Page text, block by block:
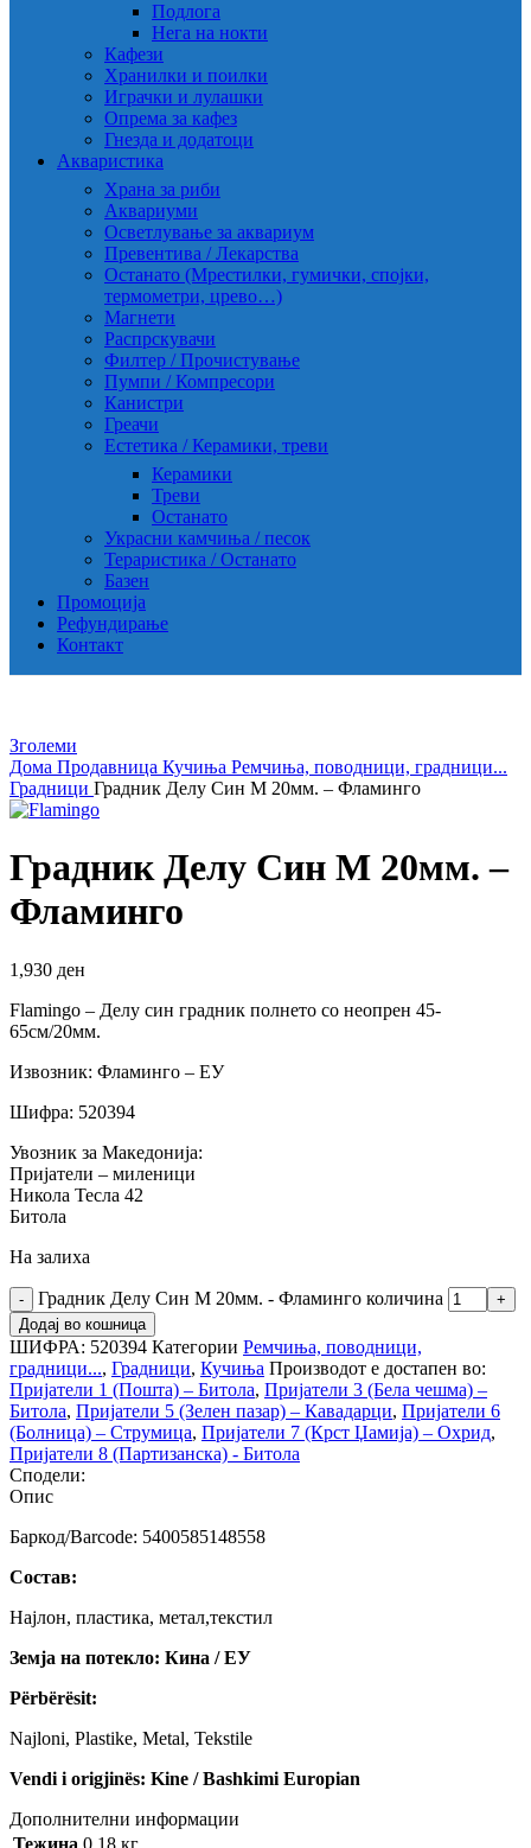
Подлога
Нега на нокти
Кафези
Хранилки и поилки
Играчки и лулашки
Опрема за кафез
Гнезда и додатоци
Акваристика
Храна за риби
Аквариуми
Осветлување за аквариум
Превентива / Лекарства
Останато (Мрестилки, гумички, спојки,
термометри, црево…)
Магнети
Распрскувачи
Филтер / Прочистување
Пумпи / Компресори
Канистри
Греачи
Естетика / Керамики, треви
Керамики
Треви
Останато
Украсни камчиња / песок
Тераристика / Останато
Базен
Промоција
Рефундирање
Контакт
Зголеми
Дома Продавница Кучиња Ремчиња, поводници, градници...
Градници Градник Делу Син M 20мм. – Фламинго
Градник Делу Син M 20мм. –
Фламинго
1,930 ден
Flamingo – Делу син градник полнето со неопрен 45-
65см/20мм.
Извозник: Фламинго – ЕУ
Шифра: 520394
Увозник за Македонија:
Пријатели – миленици
Никола Тесла 42
Битола
На залиха
Градник Делу Син M 20мм. - Фламинго количина
Додај во кошница
ШИФРА: 520394 Категории Ремчиња, поводници,
градници..., Градници, Кучиња Производот е достапен во:
Пријатели 1 (Пошта) – Битола, Пријатели 3 (Бела чешма) –
Битола, Пријатели 5 (Зелен пазар) – Кавадарци, Пријатели 6
(Болница) – Струмица, Пријатели 7 (Крст Џамија) – Охрид,
Пријатели 8 (Партизанска) - Битола
Сподели:
Опис
Баркод/Barcode: 5400585148558
Состав:
Најлон, пластика, метал,текстил
Земја на потекло: Кина / ЕУ
Përbërësit:
Najloni, Plastike, Metal, Tekstile
Vendi i origjinës: Kine / Bashkimi Europian
Дополнителни информации
Тежина 0.18 кг